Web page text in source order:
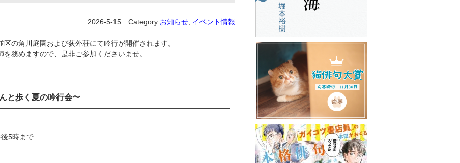
2026-5-15 Category:お知らせ イベント情報
区の角川庭園および荻外荘にて吟行が開催されます。
務めますので、是非ご参加くださいませ。
と歩く夏の吟行会〜
5時まで